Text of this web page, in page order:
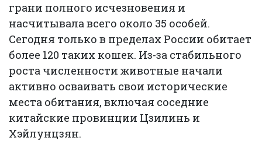
грани полного исчезновения и
насчитывала всего около 35 особей.
Сегодня только в пределах России обитает
более 120 таких кошек. Из-за стабильного
роста численности животные начали
активно осваивать свои исторические
места обитания, включая соседние
китайские провинции Цзилинь и
Хэйлунцзян.